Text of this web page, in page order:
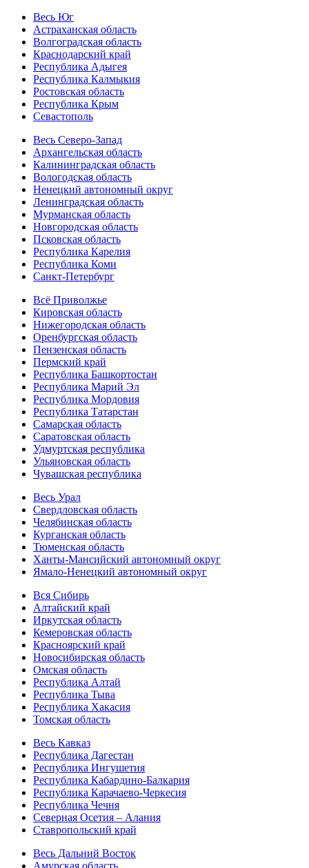
Весь Юг
Астраханская область
Волгоградская область
Краснодарский край
Республика Адыгея
Республика Калмыкия
Ростовская область
Республика Крым
Севастополь
Весь Северо-Запад
Архангельская область
Калининградская область
Вологодская область
Ненецкий автономный округ
Ленинградская область
Мурманская область
Новгородская область
Псковская область
Республика Карелия
Республика Коми
Санкт-Петербург
Всё Приволжье
Кировская область
Нижегородская область
Оренбургская область
Пензенская область
Пермский край
Республика Башкортостан
Республика Марий Эл
Республика Мордовия
Республика Татарстан
Самарская область
Саратовская область
Удмуртская республика
Ульяновская область
Чувашская республика
Весь Урал
Свердловская область
Челябинская область
Курганская область
Тюменская область
Ханты-Мансийский автономный округ
Ямало-Ненецкий автономный округ
Вся Сибирь
Алтайский край
Иркутская область
Кемеровская область
Красноярский край
Новосибирская область
Омская область
Республика Алтай
Республика Тыва
Республика Хакасия
Томская область
Весь Кавказ
Республика Дагестан
Республика Ингушетия
Республика Кабардино-Балкария
Республика Карачаево-Черкесия
Республика Чечня
Северная Осетия – Алания
Ставропольский край
Весь Дальний Восток
Амурская область